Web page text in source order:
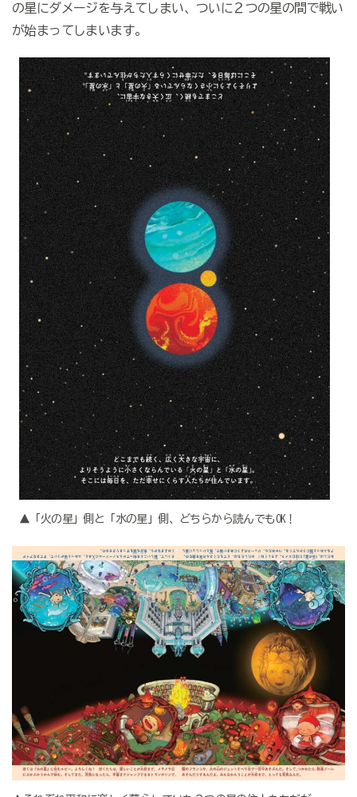
の星にダメージを与えてしまい、ついに２つの星の間で戦い
が始まってしまいます。
▲「火の星」側と「水の星」側、どちらから読んでもOK！